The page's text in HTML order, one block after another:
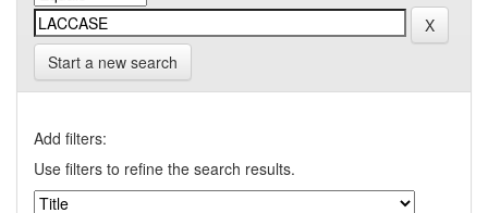
Start a new search
Add filters:
Use filters to refine the search results.